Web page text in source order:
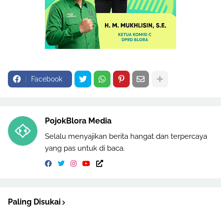
Facebook
PojokBlora Media
Selalu menyajikan berita hangat dan terpercaya
yang pas untuk di baca.
Paling Disukai